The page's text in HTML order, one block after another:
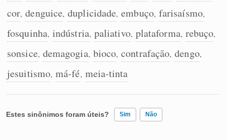
cor, denguice, duplicidade, embuço, farisaísmo,
fosquinha, indústria, paliativo, plataforma, rebuço,
sonsice, demagogia, bioco, contrafação, dengo,
jesuitismo, má-fé, meia-tinta
Estes sinônimos foram úteis? Sim Não